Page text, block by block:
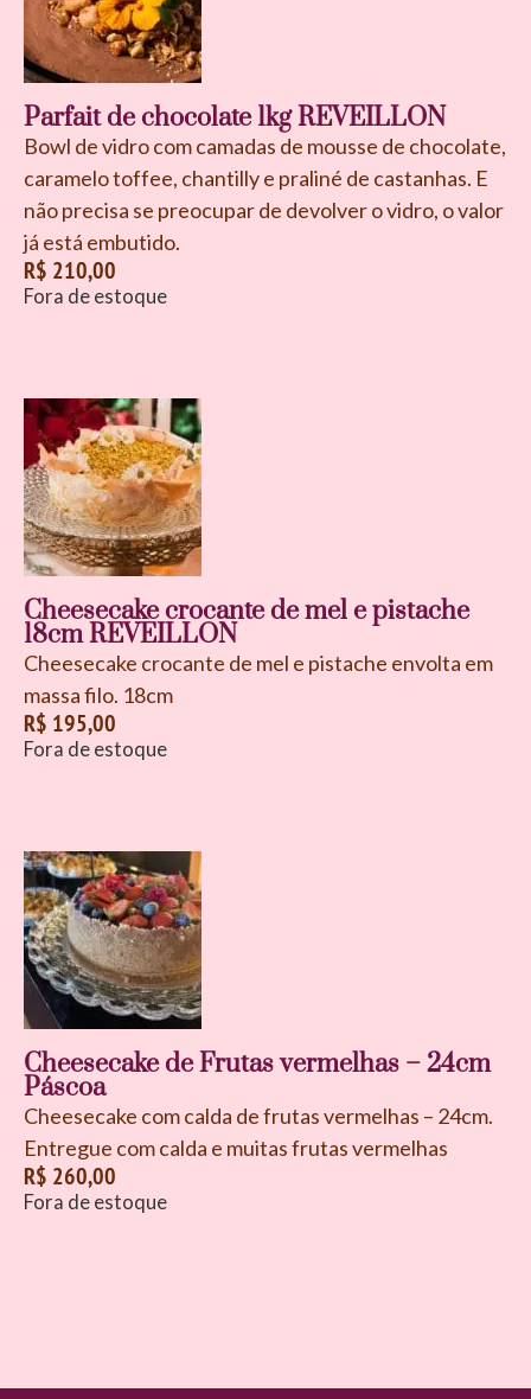
Parfait de chocolate 1kg REVEILLON
Bowl de vidro com camadas de mousse de chocolate,
caramelo toffee, chantilly e praliné de castanhas. E
não precisa se preocupar de devolver o vidro, o valor
já está embutido.
R$ 210,00
Fora de estoque
Cheesecake crocante de mel e pistache
18cm REVEILLON
Cheesecake crocante de mel e pistache envolta em
massa filo. 18cm
R$ 195,00
Fora de estoque
Cheesecake de Frutas vermelhas – 24cm
Páscoa
Cheesecake com calda de frutas vermelhas – 24cm.
Entregue com calda e muitas frutas vermelhas
R$ 260,00
Fora de estoque